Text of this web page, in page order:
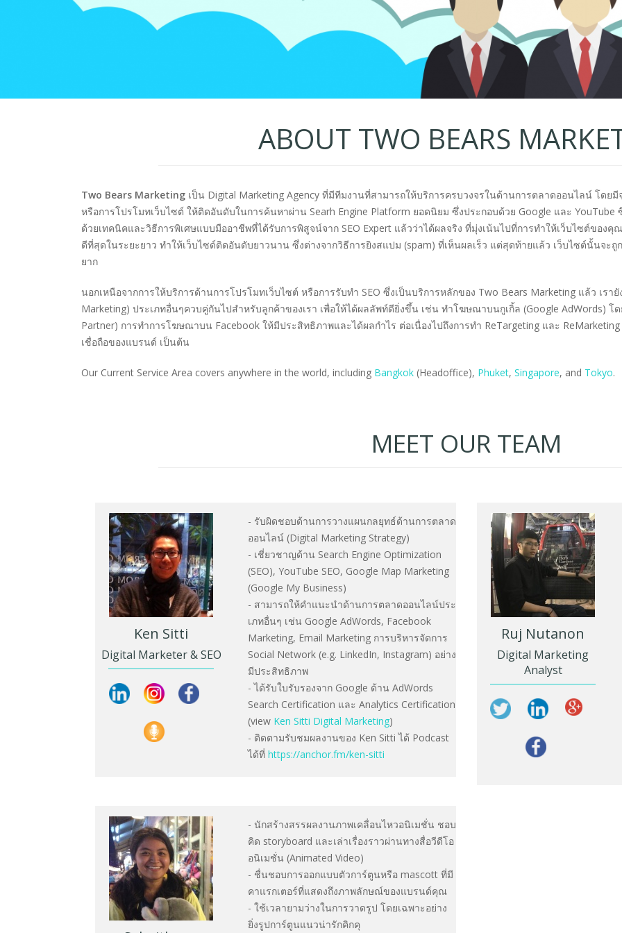
ABOUT TWO BEARS
Two Bears Marketing เป็น Digital Marketing Agency ที่มีทีมงานที่สามารถให้บริการครบวงจรในด้านการตลาดออนไลน์ โดยมี
หรือการโปรโมทเว็บไซต์ ให้ติดอันดับในการค้นหาผ่าน Searh Engine Platform ยอดนิยม ซึ่งประกอบด้วย Google และ
ด้วยเทคนิคและวิธีการพิเศษแบบมืออาชีพที่ได้รับการพิสูจน์จาก SEO Expert แล้วว่าได้ผลจริง ที่มุ่งเน้นไปที่การทำให้เว็บไซต์ของ
ดีที่สุดในระยะยาว ทำให้เว็บไซด์ติดอันดับยาวนาน ซึ่งต่างจากวิธีการยิงสแปม (spam) ที่เห็นผลเร็ว แต่สุดท้ายแล้ว เว็บไซต์นั้นจะ
ยาก
นอกเหนือจากการให้บริการด้านการโปรโมทเว็บไซต์ หรือการรับทำ SEO ซึ่งเป็นบริการหลักของ Two Bears Marketing แล้ว เร
Marketing) ประเภทอื่นๆควบคู่กันไปสำหรับลูกค้าของเรา เพื่อให้ได้ผลลัพท์ดียิ่งขึ้น เช่น ทำโฆษณาบนกูเกิ้ล (Google AdWords) โ
Partner) การทำการโฆษณาบน Facebook ให้มีประสิทธิภาพและได้ผลกำไร ต่อเนื่องไปถึงการทำ ReTargeting และ
เชื่อถือของแบรนด์ เป็นต้น
Our Current Service Area covers anywhere in the world, including Bangkok (Headoffice), Phuket, Singapore, and Tokyo.
MEET OUR TEAM
Ken Sitti
Digital Marketer & SEO
- รับผิดชอบด้านการวางแผนกลยุทธ์ด้านการตลาด
ออนไลน์ (Digital Marketing Strategy)
- เชี่ยวชาญด้าน Search Engine Optimization
(SEO), YouTube SEO, Google Map Marketing
(Google My Business)
- สามารถให้คำแนะนำด้านการตลาดออนไลน์ประ
เภทอื่นๆ เช่น Google AdWords, Facebook
Marketing, Email Marketing การบริหารจัดการ
Social Network (e.g. LinkedIn, Instagram) อย่าง
มีประสิทธิภาพ
- ได้รับใบรับรองจาก Google ด้าน AdWords
Search Certification และ Analytics Certification
(view Ken Sitti Digital Marketing)
- ติดตามรับชมผลงานของ Ken Sitti ได้ Podcast
ได้ที่ https://anchor.fm/ken-sitti
Ruj Nutanon
Digital Marketing
Analyst
- นักสร้างสรรผลงานภาพเคลื่อนไหวอนิเมชั่น ชอบ
คิด storyboard และเล่าเรื่องราวผ่านทางสื่อวีดีโอ
อนิเมชั่น (Animated Video)
- ชื่นชอบการออกแบบตัวการ์ตูนหรือ mascott ที่มี
คาแรกเตอร์ที่แสดงถึงภาพลักษณ์ของแบรนด์คุณ
- ใช้เวลายามว่างในการวาดรูป โดยเฉพาะอย่าง
ยิ่งรูปการ์ตูนแนวน่ารักคิกคุ